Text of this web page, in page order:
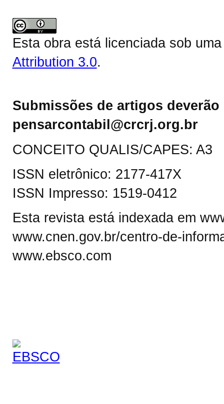
Esta obra está licenciada sob
Attribution 3.0.
Submissões de artigos
pensarcontabil@crcrj.org.br
CONCEITO QUALIS/CAPES: A3
ISSN eletrônico: 2177-417X
ISSN Impresso: 1519-0412
Esta revista está indexada em
www.cnen.gov.br/centro-de-
www.ebsco.com